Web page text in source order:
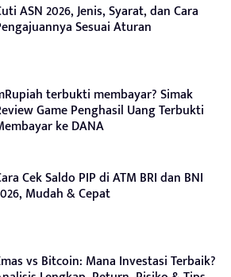
ASN 2026, Jenis, Syarat, dan Cara
Sesuai Aturan
terbukti membayar? Simak
Game Penghasil Uang Terbukti
ke DANA
Cek Saldo PIP di ATM BRI dan BNI
Mudah & Cepat
vs Bitcoin: Mana Investasi Terbaik?